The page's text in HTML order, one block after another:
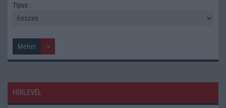
Tipus :
HÍRLEVÉL